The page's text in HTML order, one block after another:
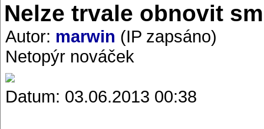
Nelze trvale obnovit
Autor: marwin (IP zapsáno)
Netopýr nováček
Datum: 03.06.2013 00:38